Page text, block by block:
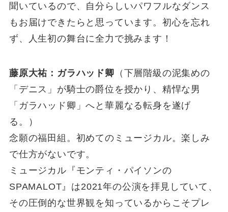
聞いているので、自分らしいパワフルなダンス
もお届けできたらと思っています。初心を忘れ
ず、人生初の舞台に全力で挑みます！
藤原大祐：ガラハッド卿 （下層階級の泥集めの
「デニス」が騎士の爵位を授かり、精悍な男
「ガラハッド卿」へと華麗なる転身を遂げ
る。）
念願の福田組。初めてのミュージカル。楽しみ
で仕方がないです。
ミュージカル『モンティ・パイソンの
SPAMALOT』は2021年の公演を拝見していて、
その圧倒的な世界観を知っているからこそプレ